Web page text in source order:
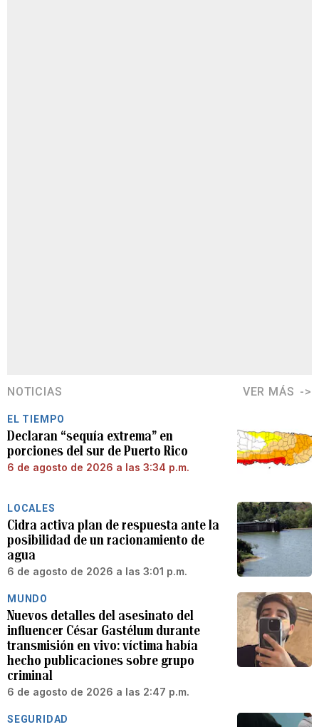
NOTICIAS VER MÁS
EL TIEMPO
Declaran “sequía extrema” en
porciones del sur de Puerto Rico
6 de agosto de 2026 a las 3:34 p.m.
LOCALES
Cidra activa plan de respuesta ante la
posibilidad de un racionamiento de
agua
6 de agosto de 2026 a las 3:01 p.m.
MUNDO
Nuevos detalles del asesinato del
influencer César Gastélum durante
transmisión en vivo: víctima había
hecho publicaciones sobre grupo
criminal
6 de agosto de 2026 a las 2:47 p.m.
SEGURIDAD